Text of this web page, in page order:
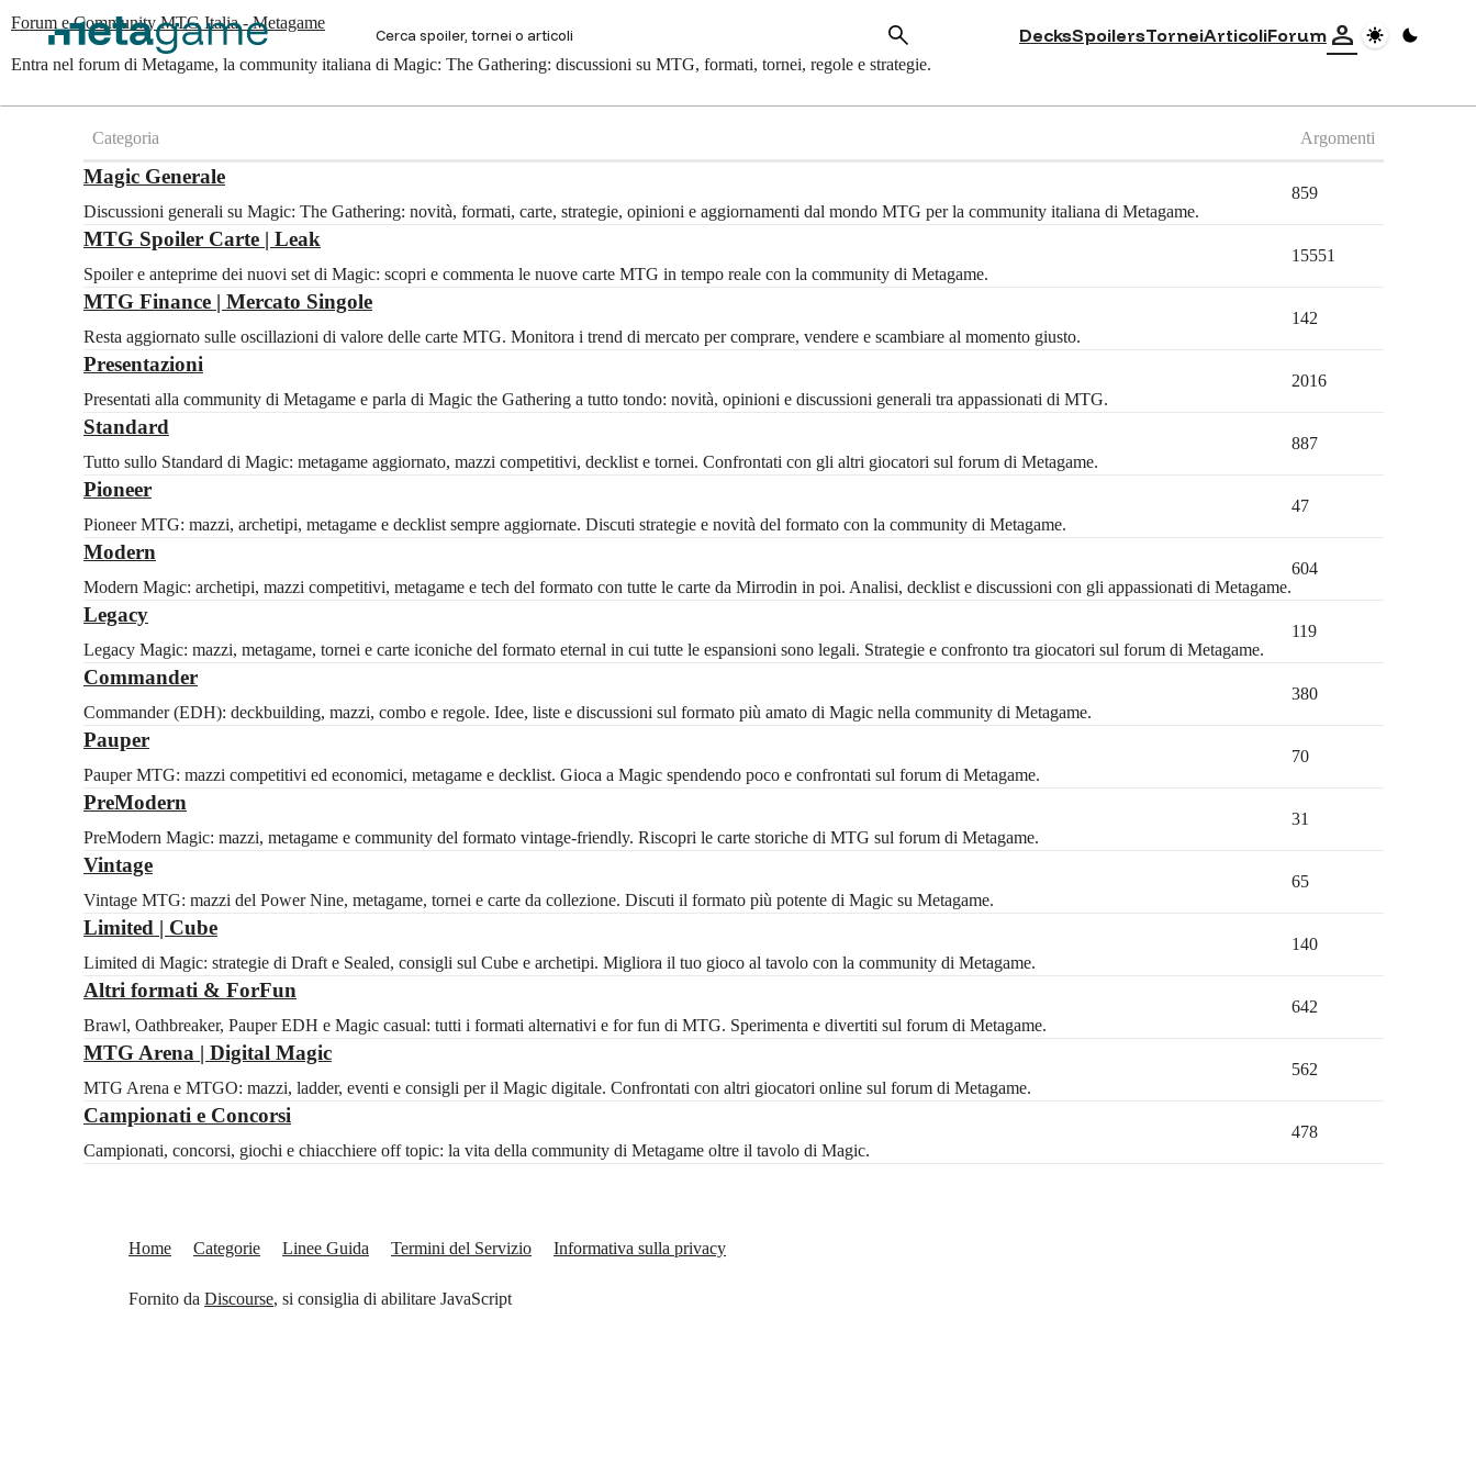
DecksSpoilersTorneiArticoliForum person
Forum e Community MTG Italia - Metagame
Entra nel forum di Metagame, la community italiana di Magic: The Gathering: discussioni su MTG, formati, tornei, regole e strategie.
Categoria Argomenti
Magic Generale
Discussioni generali su Magic: The Gathering: novità, formati, carte, strategie, opinioni e aggiornamenti dal mondo MTG per la community italiana di Metagame.
859
MTG Spoiler Carte | Leak
Spoiler e anteprime dei nuovi set di Magic: scopri e commenta le nuove carte MTG in tempo reale con la community di Metagame.
15551
MTG Finance | Mercato Singole
Resta aggiornato sulle oscillazioni di valore delle carte MTG. Monitora i trend di mercato per comprare, vendere e scambiare al momento giusto.
142
Presentazioni
Presentati alla community di Metagame e parla di Magic the Gathering a tutto tondo: novità, opinioni e discussioni generali tra appassionati di MTG.
2016
Standard
Tutto sullo Standard di Magic: metagame aggiornato, mazzi competitivi, decklist e tornei. Confrontati con gli altri giocatori sul forum di Metagame.
887
Pioneer
Pioneer MTG: mazzi, archetipi, metagame e decklist sempre aggiornate. Discuti strategie e novità del formato con la community di Metagame.
47
Modern
Modern Magic: archetipi, mazzi competitivi, metagame e tech del formato con tutte le carte da Mirrodin in poi. Analisi, decklist e discussioni con gli appassionati di Metagame.
604
Legacy
Legacy Magic: mazzi, metagame, tornei e carte iconiche del formato eternal in cui tutte le espansioni sono legali. Strategie e confronto tra giocatori sul forum di Metagame.
119
Commander
Commander (EDH): deckbuilding, mazzi, combo e regole. Idee, liste e discussioni sul formato più amato di Magic nella community di Metagame.
380
Pauper
Pauper MTG: mazzi competitivi ed economici, metagame e decklist. Gioca a Magic spendendo poco e confrontati sul forum di Metagame.
70
PreModern
PreModern Magic: mazzi, metagame e community del formato vintage-friendly. Riscopri le carte storiche di MTG sul forum di Metagame.
31
Vintage
Vintage MTG: mazzi del Power Nine, metagame, tornei e carte da collezione. Discuti il formato più potente di Magic su Metagame.
65
Limited | Cube
Limited di Magic: strategie di Draft e Sealed, consigli sul Cube e archetipi. Migliora il tuo gioco al tavolo con la community di Metagame.
140
Altri formati & ForFun
Brawl, Oathbreaker, Pauper EDH e Magic casual: tutti i formati alternativi e for fun di MTG. Sperimenta e divertiti sul forum di Metagame.
642
MTG Arena | Digital Magic
MTG Arena e MTGO: mazzi, ladder, eventi e consigli per il Magic digitale. Confrontati con altri giocatori online sul forum di Metagame.
562
Campionati e Concorsi
Campionati, concorsi, giochi e chiacchiere off topic: la vita della community di Metagame oltre il tavolo di Magic.
478
Home Categorie Linee Guida Termini del Servizio Informativa sulla privacy
Fornito da Discourse, si consiglia di abilitare JavaScript